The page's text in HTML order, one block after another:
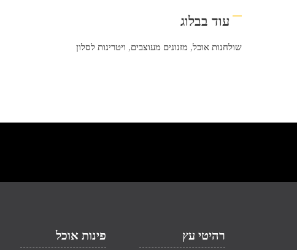
עוד בבלוג
שולחנות אוכל, מזנונים מעוצבים, ויטרינות לסלון
רהיטי עץ פינות אוכל